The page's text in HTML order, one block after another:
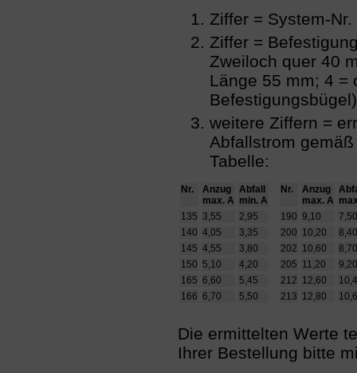
Ziffer = System-Nr.
Ziffer =
Zweiloch quer 40
Länge 55 mm; 4 =
Befestigungsbügel)
weitere Ziffern =
Abfallstrom
Tabelle:
Nr.
Anzug
max. A
Abfall
min. A
Nr.
Anzug
max. A
135 3,55 2,95 190 9,10
7,50
140 4,05 3,35 200 10,20
8,40
145 4,55 3,80 202 10,60
8,70
150 5,10 4,20 205 11,20
9,20
165 6,60 5,45 212 12,60
166 6,70 5,50 213 12,80
Die ermittelten Werte
Ihrer Bestellung bitte